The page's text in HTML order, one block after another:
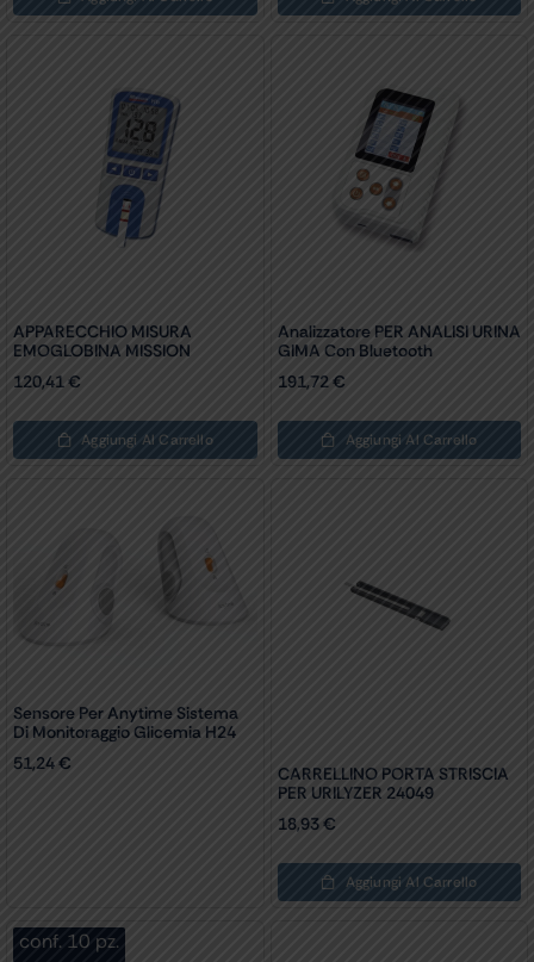
APPARECCHIO MISURA
EMOGLOBINA MISSION
120,41€
Aggiungi Al Carrello
Analizzatore PER ANALISI URINA
GIMA Con Bluetooth
191,72€
Aggiungi Al Carrello
Sensore Per Anytime Sistema
Di Monitoraggio Glicemia H24
51,24€
CARRELLINO PORTA STRISCIA
PER URILYZER 24049
18,93€
Aggiungi Al Carrello
conf. 10 pz.